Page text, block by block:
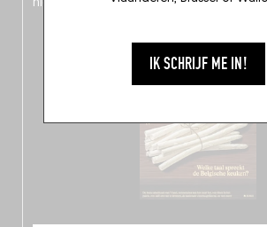
IK SCHRIJF ME IN!
nieuwe adressenin het hele land en 10